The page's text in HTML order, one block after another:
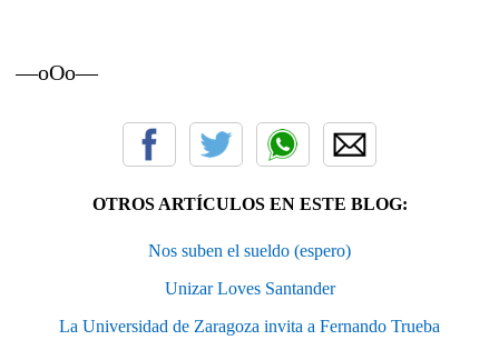
—oOo—
OTROS ARTÍCULOS EN ESTE BLOG:
Nos suben el sueldo (espero)
Unizar Loves Santander
La Universidad de Zaragoza invita a Fernando Trueba